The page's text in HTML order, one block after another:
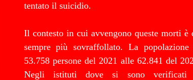
tentato il suicidio.
Il contesto in cui avvengono queste morti
sempre più sovraffollato. La
53.758 persone del 2021 alle 62.841 del
Negli istituti dove si sono